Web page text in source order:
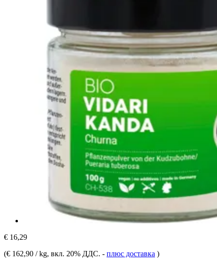
€ 16,29
(€ 162,90 / kg, вкл. 20% ДДС. - плюс доставка )